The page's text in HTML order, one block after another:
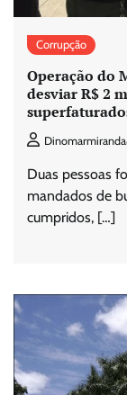
Corrupção
Operação do
desviar R$ 2
Duas pessoas
mandados de
cumpridos, […]